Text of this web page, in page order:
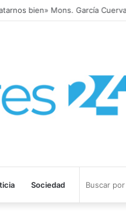
bien» Mons. García Cuerva
Sociedad